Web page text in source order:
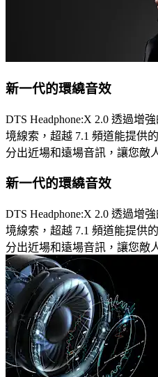
新一代的環繞音效
DTS Headphone:X 2.0 透過增
境線索，超越 7.1 頻道能提供
分出近場和遠場音訊，讓您敵
新一代的環繞音效
DTS Headphone:X 2.0 透過增
境線索，超越 7.1 頻道能提供
分出近場和遠場音訊，讓您敵